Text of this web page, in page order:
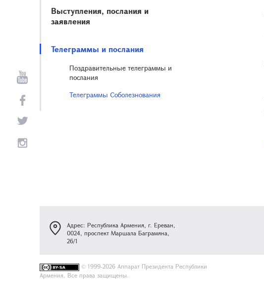
Выступления, послания и
заявления
Телеграммы и послания
Поздравительные телеграммы и
послания
Телеграммы Соболезнования
Адрес: Республика Армения, г. Ереван,
0024, проспект Маршала Баграмяна,
26/1
© 1999-2026 Аппарат Президента Республики
Армения, Все права защищены.